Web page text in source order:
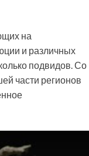
на
и различных
подвидов. Со
части регионов